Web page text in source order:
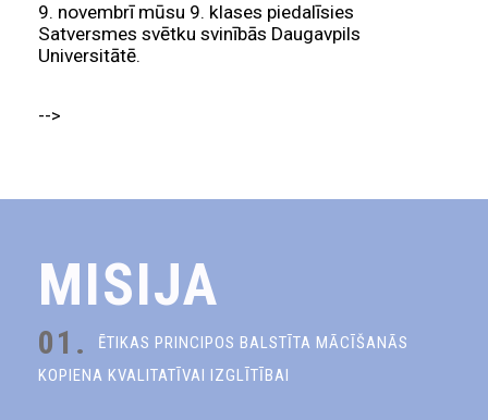
9. novembrī mūsu 9. klases piedalīsies
Satversmes svētku svinībās Daugavpils
Universitātē.
-->
MISIJA
01.
ĒTIKAS PRINCIPOS BALSTĪTA MĀCĪŠANĀS
KOPIENA KVALITATĪVAI IZGLĪTĪBAI